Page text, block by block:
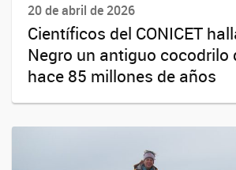
20 de abril de 2026
Científicos del CONICET
Negro un antiguo cocodrilo
hace 85 millones de años